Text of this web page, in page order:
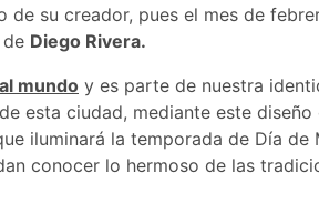
de su creador, pues el mes de
Diego Rivera.
mundo y es parte de nuestra
esta ciudad, mediante este
iluminará la temporada de Día de
conocer lo hermoso de las